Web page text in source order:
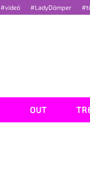
#videó #LadyDömper
OUT